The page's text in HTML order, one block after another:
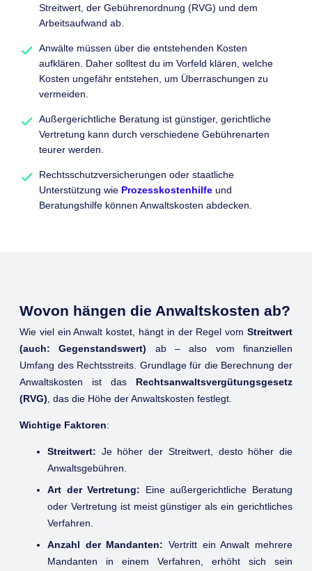
Streitwert, der Gebührenordnung (RVG) und dem
Arbeitsaufwand ab.
Anwälte müssen über die entstehenden Kosten
aufklären. Daher solltest du im Vorfeld klären, welche
Kosten ungefähr entstehen, um Überraschungen zu
vermeiden.
Außergerichtliche Beratung ist günstiger, gerichtliche
Vertretung kann durch verschiedene Gebührenarten
teurer werden.
Rechtsschutzversicherungen oder staatliche
Unterstützung wie Prozesskostenhilfe und
Beratungshilfe können Anwaltskosten abdecken.
Wovon hängen die Anwaltskosten ab?
Wie viel ein Anwalt kostet, hängt in der Regel vom Streitwert
(auch: Gegenstandswert) ab – also vom finanziellen
Umfang des Rechtsstreits. Grundlage für die Berechnung der
Anwaltskosten ist das Rechtsanwaltsvergütungsgesetz
(RVG) , das die Höhe der Anwaltskosten festlegt.
Wichtige Faktoren:
Streitwert: Je höher der Streitwert, desto höher die
Anwaltsgebühren.
Art der Vertretung: Eine außergerichtliche Beratung
oder Vertretung ist meist günstiger als ein gerichtliches
Verfahren.
Anzahl der Mandanten: Vertritt ein Anwalt mehrere
Mandanten in einem Verfahren, erhöht sich sein